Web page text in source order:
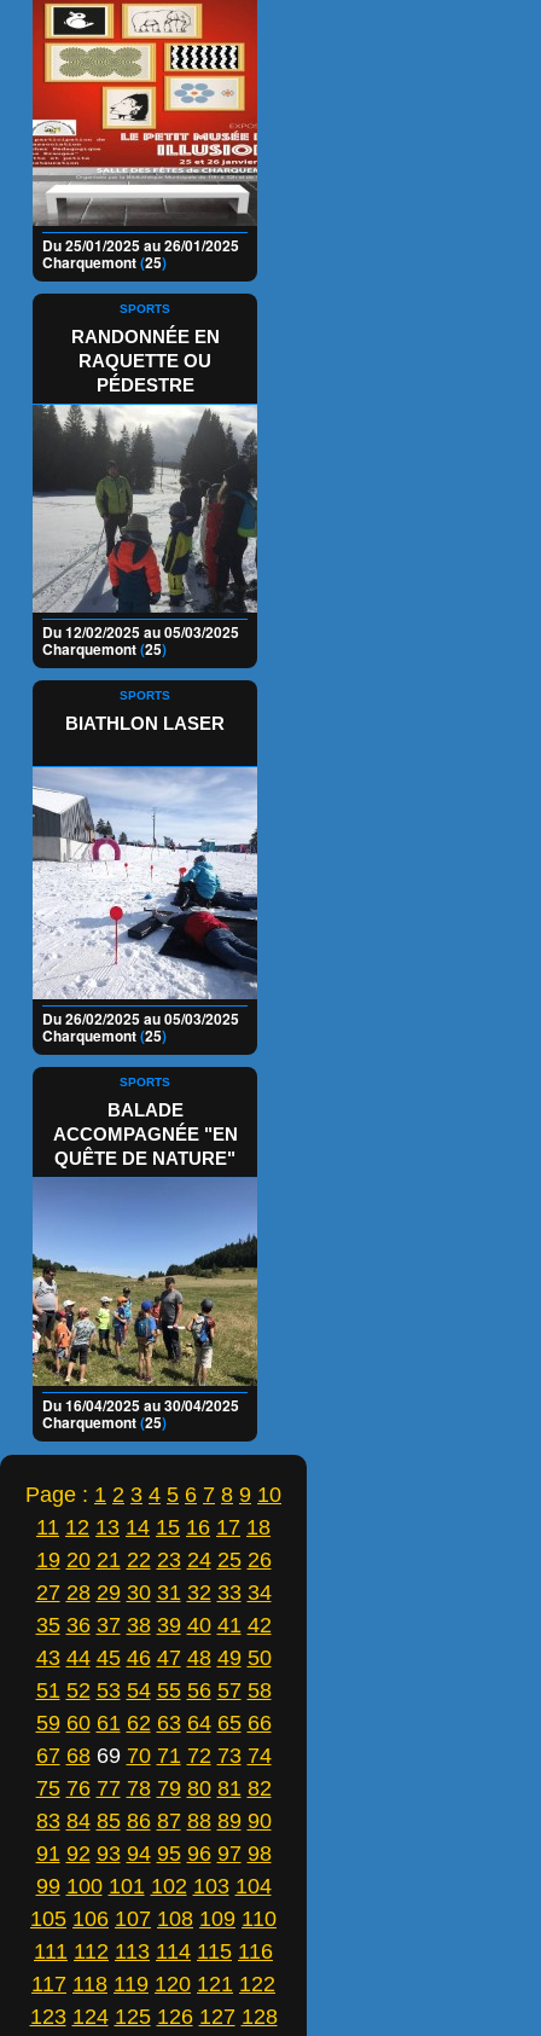
Du 25/01/2025 au 26/01/2025
Charquemont(25)
SPORTS
RANDONNÉE EN
RAQUETTE OU
PÉDESTRE
Du 12/02/2025 au 05/03/2025
Charquemont(25)
SPORTS
BIATHLON LASER
Du 26/02/2025 au 05/03/2025
Charquemont(25)
SPORTS
BALADE
ACCOMPAGNÉE "EN
QUÊTE DE NATURE"
Du 16/04/2025 au 30/04/2025
Charquemont(25)
Page : 1 2 3 4 5 6 7 8 9 10
11 12 13 14 15 16 17 18
19 20 21 22 23 24 25 26
27 28 29 30 31 32 33 34
35 36 37 38 39 40 41 42
43 44 45 46 47 48 49 50
51 52 53 54 55 56 57 58
59 60 61 62 63 64 65 66
67 68 69 70 71 72 73 74
75 76 77 78 79 80 81 82
83 84 85 86 87 88 89 90
91 92 93 94 95 96 97 98
99 100 101 102 103 104
105 106 107 108 109 110
111 112 113 114 115 116
117 118 119 120 121 122
123 124 125 126 127 128